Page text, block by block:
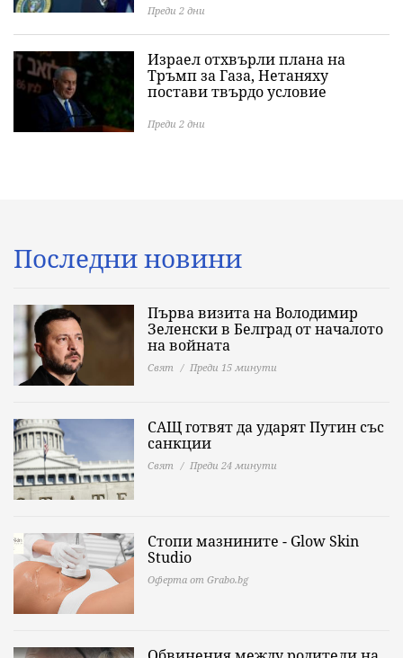
Преди 2 дни
Израел отхвърли плана на
Тръмп за Газа, Нетаняху
постави твърдо условие
Преди 2 дни
Последни новини
Първа визита на Володимир
Зеленски в Белград от началото
на войната
Свят Преди 15 минути
САЩ готвят да ударят Путин със
санкции
Свят Преди 24 минути
Стопи мазнините - Glow Skin
Studio
Оферта от Grabo.bg